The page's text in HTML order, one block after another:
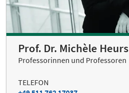
Prof. Dr. Michèle Heurs
Professorinnen und Professoren
TELEFON